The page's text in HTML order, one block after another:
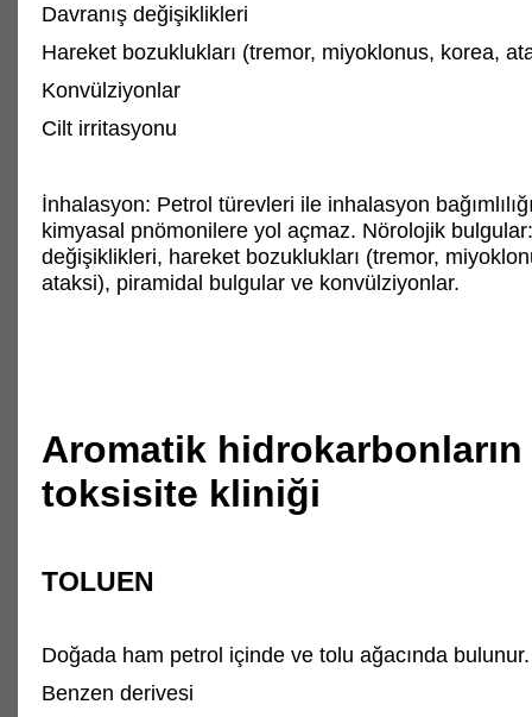
Davranış değişiklikleri
Hareket bozuklukları (tremor, miyoklonus, korea,
Konvülziyonlar
Cilt irritasyonu
İnhalasyon: Petrol türevleri ile inhalasyon
kimyasal pnömonilere yol açmaz. Nörolojik
değişiklikleri, hareket bozuklukları (tremor,
ataksi), piramidal bulgular ve konvülziyonlar.
Aromatik hidrokarbonların
toksisite kliniği
TOLUEN
Doğada ham petrol içinde ve tolu ağacında bulunur.
Benzen derivesi